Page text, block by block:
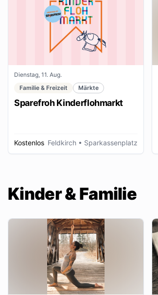
Dienstag, 11. Aug.
Familie & Freizeit
Märkte
Sparefroh Kinderflohmarkt
Kostenlos Feldkirch • Sparkassenplatz
Kinder & Familie